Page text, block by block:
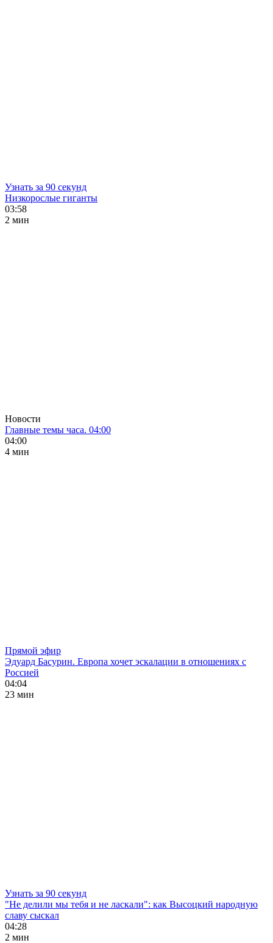
Узнать за 90 секунд
Низкорослые гиганты
03:58
2 мин
Новости
Главные темы часа. 04:00
04:00
4 мин
Прямой эфир
Эдуард Басурин. Европа хочет эскалации в отношениях с
Россией
04:04
23 мин
Узнать за 90 секунд
"Не делили мы тебя и не ласкали": как Высоцкий народную
славу сыскал
04:28
2 мин